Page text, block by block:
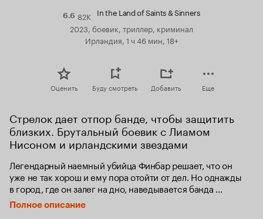
6.6Рейтинг
Кинопоиска
82K In the Land of Saints & Sinners
2023, боевик, триллер, криминал
Ирландия, 1 ч 46 мин, 18+
Оценить Буду смотреть Добавить Еще
Стрелок дает отпор банде, чтобы защитить
близких. Брутальный боевик с Лиамом
Нисоном и ирландскими звездами
Легендарный наемный убийца Финбар решает, что он
уже не так хорош и ему пора отойти от дел. Но однажды
в город, где он залег на дно, наведывается банда
и начинает беспредел. Финбару ничего не остается,
как встать на сторону правосудия и снова взяться
Полное описание